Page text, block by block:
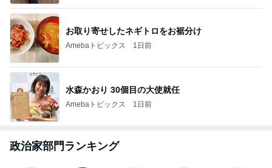
お取り寄せしたネギトロをお裾分け
Amebaトピックス 1日前
水森かおり 30個目の大使就任
Amebaトピックス 1日前
政治家部門ランキング